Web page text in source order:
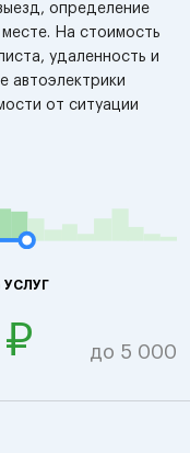
определение
На стоимость
удаленность и
автоэлектрики
от ситуации
до 5 000